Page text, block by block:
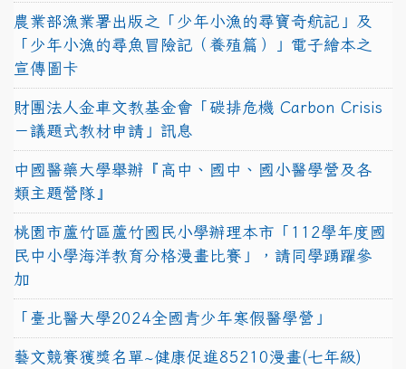
農業部漁業署出版之「少年小漁的尋寶奇航記」及
「少年小漁的尋魚冒險記（養殖篇）」電子繪本之
宣傳圖卡
財團法人金車文教基金會「碳排危機 Carbon Crisis
－議題式教材申請」訊息
中國醫藥大學舉辦『高中、國中、國小醫學營及各
類主題營隊』
桃園市蘆竹區蘆竹國民小學辦理本市「112學年度國
民中小學海洋教育分格漫畫比賽」，請同學踴躍參
加
「臺北醫大學2024全國青少年寒假醫學營」
藝文競賽獲獎名單~健康促進85210漫畫(七年級)